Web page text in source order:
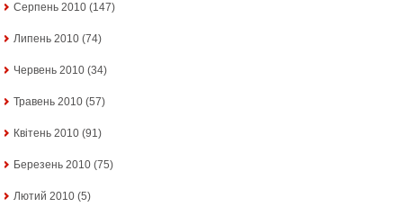
Серпень 2010 (147)
Липень 2010 (74)
Червень 2010 (34)
Травень 2010 (57)
Квітень 2010 (91)
Березень 2010 (75)
Лютий 2010 (5)